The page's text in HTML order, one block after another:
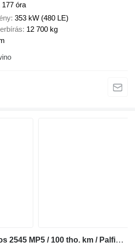
177 óra
353 kW (480 LE)
12 700 kg
Mercedes-Benz Actros 2545 MP5 / 100 tho. km / Palfinger PK 18.001L SLD A crane